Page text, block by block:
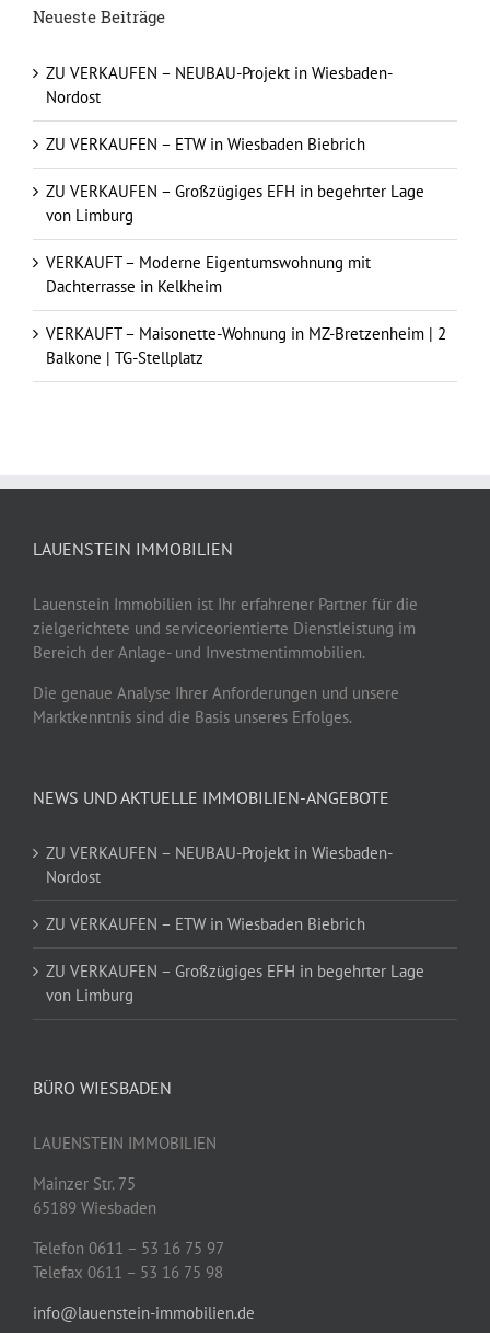
Neueste Beiträge
ZU VERKAUFEN – NEUBAU-Projekt in Wiesbaden-
Nordost
ZU VERKAUFEN – ETW in Wiesbaden Biebrich
ZU VERKAUFEN – Großzügiges EFH in begehrter Lage
von Limburg
VERKAUFT – Moderne Eigentumswohnung mit
Dachterrasse in Kelkheim
VERKAUFT – Maisonette-Wohnung in MZ-Bretzenheim | 2
Balkone | TG-Stellplatz
LAUENSTEIN IMMOBILIEN
Lauenstein Immobilien ist Ihr erfahrener Partner für die
zielgerichtete und serviceorientierte Dienstleistung im
Bereich der Anlage- und Investmentimmobilien.
Die genaue Analyse Ihrer Anforderungen und unsere
Marktkenntnis sind die Basis unseres Erfolges.
NEWS UND AKTUELLE IMMOBILIEN-ANGEBOTE
ZU VERKAUFEN – NEUBAU-Projekt in Wiesbaden-
Nordost
ZU VERKAUFEN – ETW in Wiesbaden Biebrich
ZU VERKAUFEN – Großzügiges EFH in begehrter Lage
von Limburg
BÜRO WIESBADEN
LAUENSTEIN IMMOBILIEN
Mainzer Str. 75
65189 Wiesbaden
Telefon 0611 – 53 16 75 97
Telefax 0611 – 53 16 75 98
info@lauenstein-immobilien.de